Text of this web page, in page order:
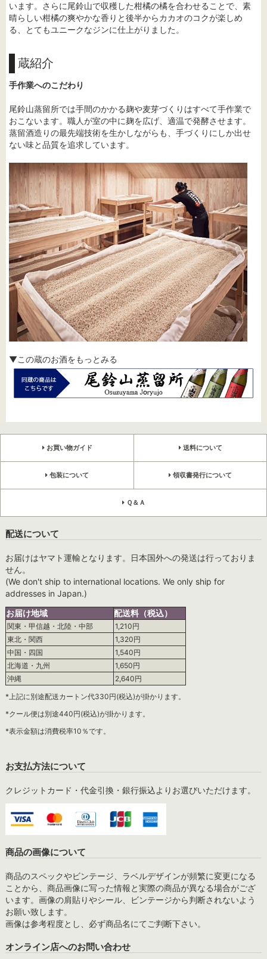
います。さらに尾鈴山で収穫した柑橘の橘を合わせることで、素
晴らしい柑橘の爽やかな香りと後半からカカオのコクが楽しめ
る、とてもユニークなジンに仕上がりました。
蔵紹介
手作業へのこだわり
尾鈴山蒸留所では手間のかかる麹や麦芽づくりはすべて手作業で
おこないます。職人が室の中に麹を広げ、適温で発酵させます。
蒸留酒造りの最先端技術を生かしながらも、手づくりにしか出せ
ない味と品質を追求しています。
▼この蔵のお酒をもっとみる
お買い物ガイド 送料について
包装について 領収書発行について
Ｑ＆Ａ
配送について
お届けはヤマト運輸となります。日本国外への発送は行っておりま
せん。
(We don't ship to international locations. We only ship for
addresses in Japan.)
お届け地域
配送料（税込）
関東・甲信越・北陸・中部
1,210円
東北・関西
1,320円
中国・四国
1,540円
北海道・九州
1,650円
沖縄
2,640円
*上記に別途配送カートン代330円(税込)が掛かります。
*クール便は別途440円(税込)が掛かります。
*表示金額は消費税率10％です。
お支払方法について
クレジットカード・代金引換・銀行振込よりお選びいただけます。
商品の画像について
商品のスペックやビンテージ、ラベルデザインが頻繁に変更になる
ことから、商品画像に写った情報と実際の商品が異なる場合がござ
います。画像の肩貼りやシール、ビンテージから判断されないよう
お願い致します。
画像は参考程度とし、必ず商品名にてご判断下さい。
オンライン店へのお問い合わせ